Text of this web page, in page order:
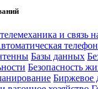
и связь
Базы данных
Безопасность
Биржевое